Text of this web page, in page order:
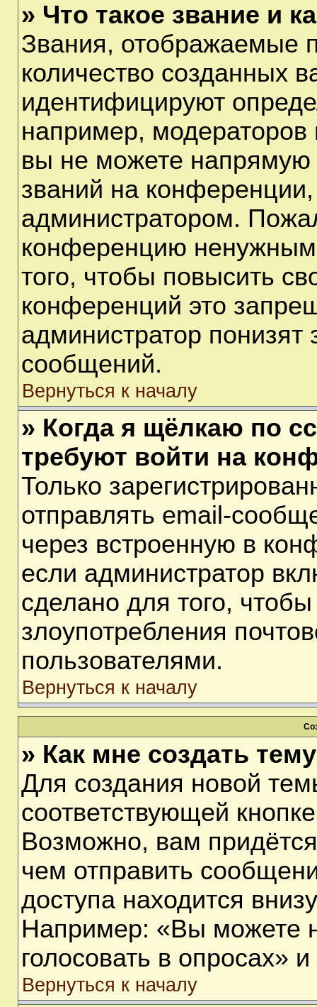
» Что такое звание и
Звания, отображаемые
количество созданных
идентифицируют
например,
вы не можете напрямую
званий на
администратором.
конференцию
того, чтобы повысить
конференций это
администратор понизят
сообщений.
Вернуться к началу
» Когда я щёлкаю по
требуют войти на
Только
отправлять email-
через встроенную в
если администратор
сделано для того,
злоупотребления
пользователями.
Вернуться к началу
» Как мне создать
Для создания новой
соответствующей
Возможно, вам
чем отправить
доступа находится
Например: «Вы можете
голосовать в опросах» и
Вернуться к началу